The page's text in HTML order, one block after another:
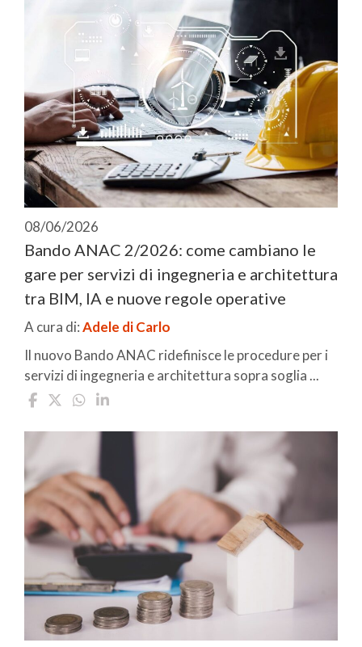
08/06/2026
Bando ANAC 2/2026: come cambiano le
gare per servizi di ingegneria e architettura
tra BIM, IA e nuove regole operative
A cura di:Adele di Carlo
Il nuovo Bando ANAC ridefinisce le procedure per i
servizi di ingegneria e architettura sopra soglia ...